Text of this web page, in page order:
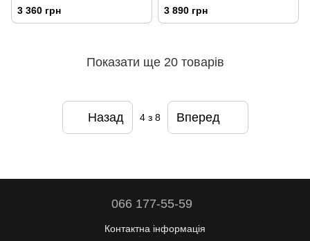
програмований
терморегулятор
3 360 грн
програмований
терморегулятор
3 890 грн
Показати ще 20 товарів
Назад 4з 8 Вперед
066 177-55-59
Контактна інформація